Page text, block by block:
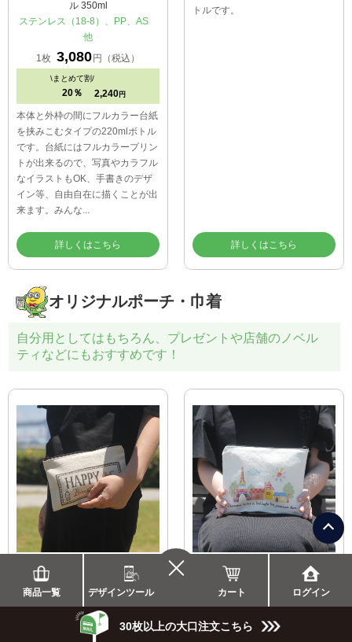
商品一覧 デザインツール カート ログイン
30枚以上の大口注文こちら
ル 350ml
ステンレス（18-8）、PP、AS
他
1枚 3,080円（税込）
\まとめて割/
20％ 2,240円
本体と外枠の間にフルカラー台紙
を挟みこむタイプの220mlボトル
です。台紙にはフルカラープリン
トが出来るので、写真やカラフル
なイラストもOK、手書きのデザ
イン等、自由自在に描くことが出
来ます。みんな...
詳しくはこちら 詳しくはこちら
オリジナルポーチ・巾着
自分用としてはもちろん、プレゼントや店舗のノベル
ティなどにもおすすめです！
ぺたんこポーチ（Ｓ）
コットン 12oz
1枚 1,309円（税込）
まとめて割/
ぺたんこポーチ（Ｍ）
1枚 1,419円（税込）
\まとめて割/